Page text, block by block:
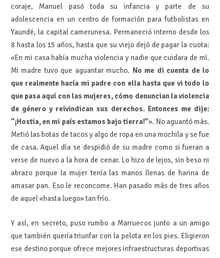
coraje, Manuel pasó toda su infancia y parte de su
adolescencia en un centro de formación para futbolistas en
Yaundé, la capital camerunesa. Permaneció interno desde los
8 hasta los 15 años, hasta que su viejo dejó de pagar la cuota:
«En mi casa había mucha violencia y nadie que cuidara de mí.
Mi madre tuvo que aguantar mucho. No me di cuenta de lo
que realmente hacía mi padre con ella hasta que vi todo lo
que pasa aquí con las mujeres, cómo denuncian la violencia
de género y reivindican sus derechos. Entonces me dije:
“¡Hostia, en mi país estamos bajo tierra!”». No aguantó más.
Metió las botas de tacos y algo de ropa en una mochila y se fue
de casa. Aquel día se despidió de su madre como si fueran a
verse de nuevo a la hora de cenar. Lo hizo de lejos, sin beso ni
abrazo porque la mujer tenía las manos llenas de harina de
amasar pan. Eso le reconcome. Han pasado más de tres años
de aquel «hasta luego» tan frío.
Y así, en secreto, puso rumbo a Marruecos junto a un amigo
que también quería triunfar con la pelota en los pies. Eligieron
ese destino porque ofrece mejores infraestructuras deportivas